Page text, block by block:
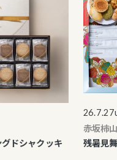
シャクッキ
26.7.27up
赤坂柿山
残暑見舞